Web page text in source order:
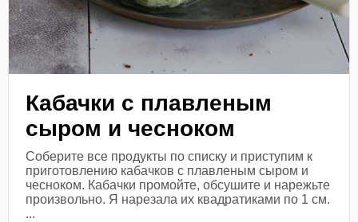
Кабачки с плавленым
сыром и чесноком
Соберите все продукты по списку и приступим к
приготовлению кабачков с плавленым сыром и
чесноком. Кабачки промойте, обсушите и нарежьте
произвольно. Я нарезала их квадратиками по 1 см.
...